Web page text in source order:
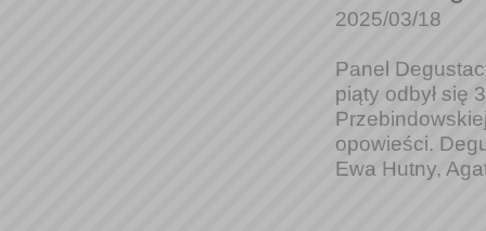
2025/03/18
Panel
piąty odbył się
opowieści.
Ewa Hutny,